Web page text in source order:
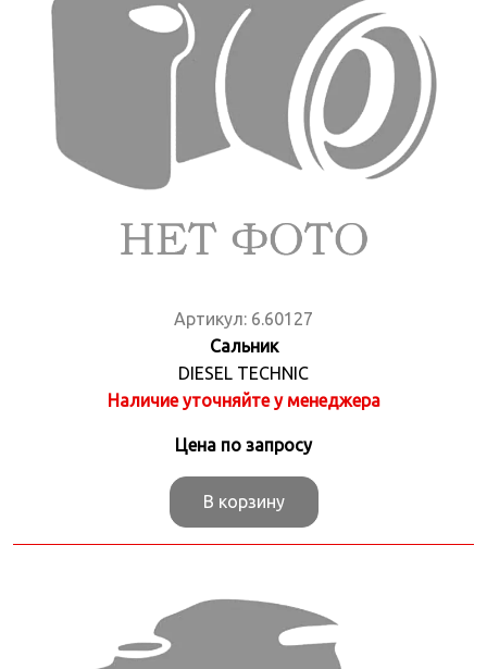
Артикул: 6.60127
Сальник
DIESEL TECHNIC
Наличие уточняйте у менеджера
Цена по запросу
В корзину